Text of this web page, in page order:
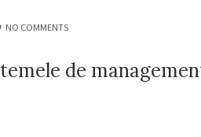
NO COMMENTS
de